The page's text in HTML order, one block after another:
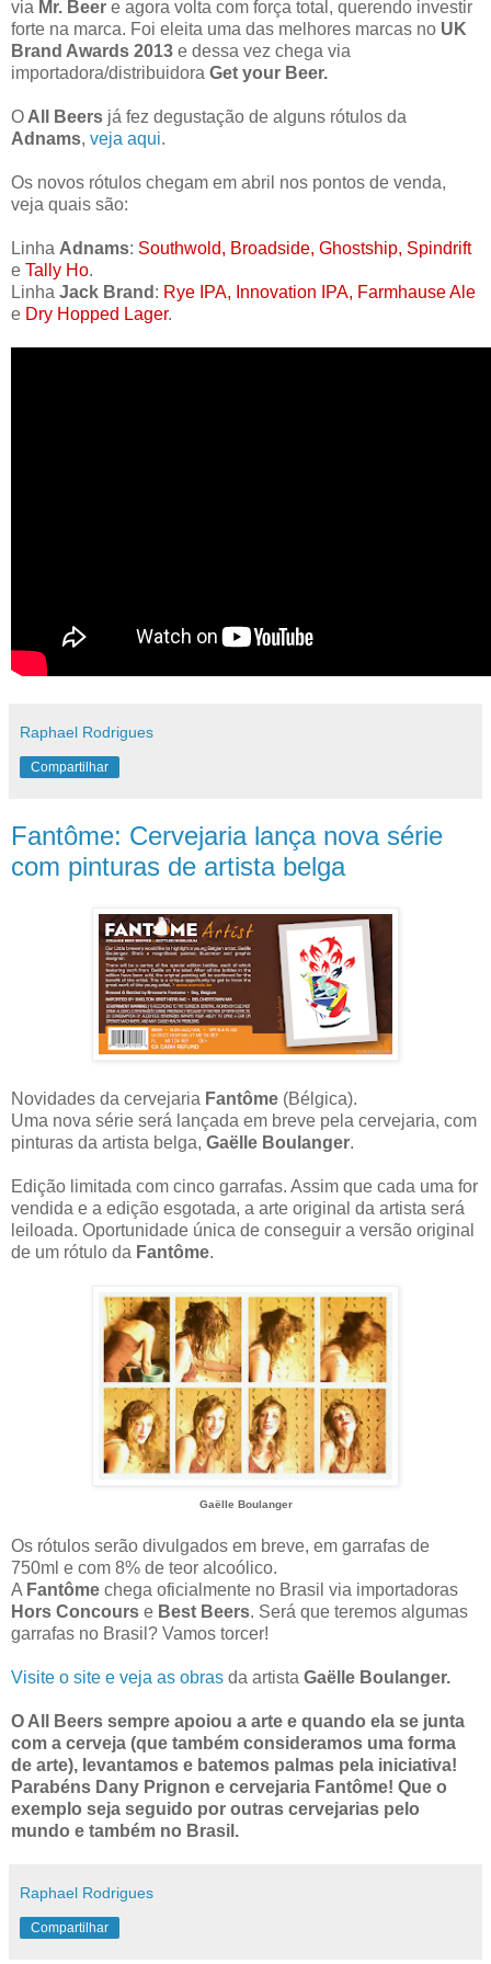
via Mr. Beer e agora volta com força total, querendo investir
forte na marca. Foi eleita uma das melhores marcas no UK
Brand Awards 2013 e dessa vez chega via
importadora/distribuidora Get your Beer.
O All Beers já fez degustação de alguns rótulos da
Adnams, veja aqui.
Os novos rótulos chegam em abril nos pontos de venda,
veja quais são:
Linha Adnams: Southwold, Broadside, Ghostship, Spindrift
e Tally Ho.
Linha Jack Brand : Rye IPA, Innovation IPA, Farmhause Ale
e Dry Hopped Lager.
Raphael Rodrigues
Compartilhar
Fantôme: Cervejaria lança nova série
com pinturas de artista belga
Novidades da cervejaria Fantôme (Bélgica).
Uma nova série será lançada em breve pela cervejaria, com
pinturas da artista belga, Gaëlle Boulanger.
Edição limitada com cinco garrafas. Assim que cada uma for
vendida e a edição esgotada, a arte original da artista será
leiloada. Oportunidade única de conseguir a versão original
de um rótulo da Fantôme.
Gaëlle Boulanger
Os rótulos serão divulgados em breve, em garrafas de
750ml e com 8% de teor alcoólico.
A Fantôme chega oficialmente no Brasil via importadoras
Hors Concours e Best Beers. Será que teremos algumas
garrafas no Brasil? Vamos torcer!
Visite o site e veja as obras da artista Gaëlle Boulanger.
O All Beers sempre apoiou a arte e quando ela se junta
com a cerveja (que também consideramos uma forma
de arte), levantamos e batemos palmas pela iniciativa!
Parabéns Dany Prignon e cervejaria Fantôme! Que o
exemplo seja seguido por outras cervejarias pelo
mundo e também no Brasil.
Raphael Rodrigues
Compartilhar